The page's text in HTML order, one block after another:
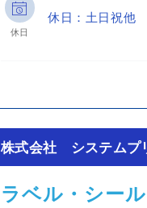
休日
休日：土日祝他
株式会社 システムプ
ラベル・シー